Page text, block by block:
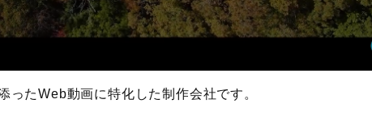
ったWeb動画に特化した制作会社です。